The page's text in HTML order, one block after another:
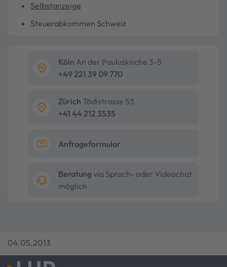
Selbstanzeige
Steuerabkommen Schweiz
Köln An der Pauluskirche 3-5
+49 221 39 09 770
Zürich Tödistrasse 53
+41 44 212 3535
Anfrageformular
Beratung via Sprach- oder Videochat
möglich
04.05.2013